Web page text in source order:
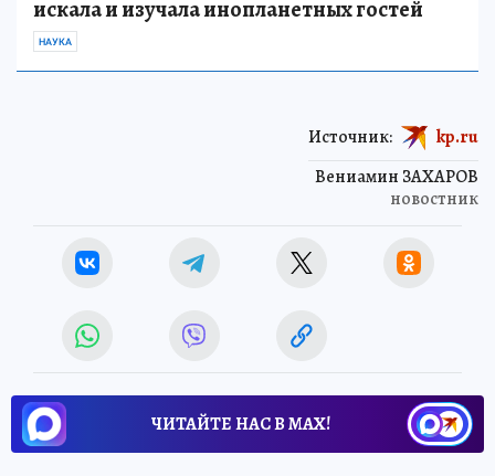
искала и изучала инопланетных гостей
НАУКА
Вениамин ЗАХАРОВ
новостник
Источник: kp.ru
ЧИТАЙТЕ НАС В МАХ!